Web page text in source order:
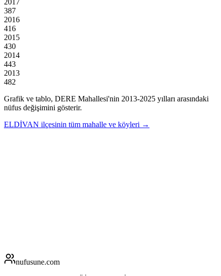
387
2016
416
2015
430
2014
443
2013
482
Grafik ve tablo, DERE Mahallesi'nin 2013-2025 yılları arasındaki
nüfus değişimini gösterir.
ELDİVAN ilçesinin tüm mahalle ve köyleri →
nufusune.com